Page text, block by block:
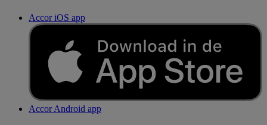
Accor iOS app
Accor Android app